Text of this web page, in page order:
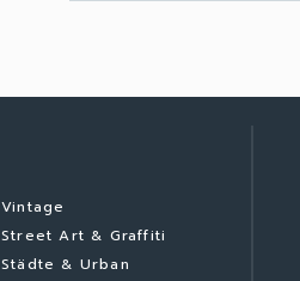
Vintage
Street Art & Graffiti
Städte & Urban